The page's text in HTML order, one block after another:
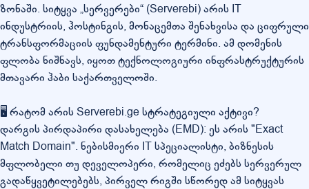
ზონაში. სიტყვა „სერვერები“ (Serverebi) არის IT
ინდუსტრიის, ჰოსტინგის, მონაცემთა შენახვისა და ციფრული
ტრანსფორმაციის ფუნდამენტური ტერმინი. ამ დომენის
ფლობა ნიშნავს, იყოთ ტექნოლოგიური ინფრასტრუქტურის
მთავარი ჰაბი საქართველოში.
🖥️ რატომ არის Serverebi.ge სტრატეგიული აქტივი?
დარგის პირდაპირი დასახელება (EMD): ეს არის "Exact
Match Domain". ნებისმიერი IT სპეციალისტი, ბიზნესის
მფლობელი თუ დეველოპერი, რომელიც ეძებს სერვერულ
გადაწყვეტილებებს, პირველ რიგში სწორედ ამ სიტყვას